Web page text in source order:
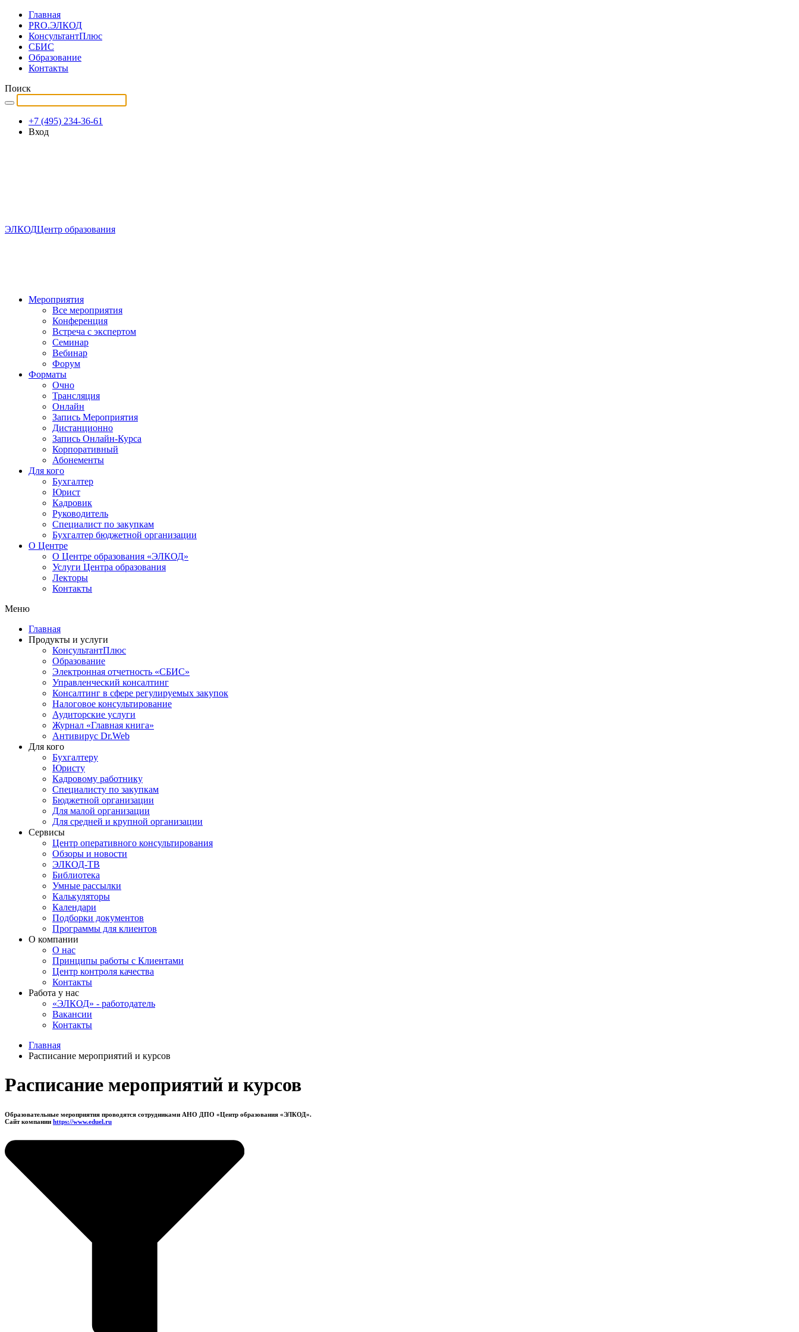
Главная
PRO.ЭЛКОД
КонсультантПлюс
СБИС
Образование
Контакты
Поиск
+7 (495) 234-36-61
Вход
ЭЛКОДЦентр образования
Мероприятия
Все мероприятия
Конференция
Встреча с экспертом
Семинар
Вебинар
Форум
Форматы
Очно
Трансляция
Онлайн
Запись Мероприятия
Дистанционно
Запись Онлайн-Курса
Корпоративный
Абонементы
Для кого
Бухгалтер
Юрист
Кадровик
Руководитель
Специалист по закупкам
Бухгалтер бюджетной организации
О Центре
О Центре образования «ЭЛКОД»
Услуги Центра образования
Лекторы
Контакты
Меню
Главная
Продукты и услуги
КонсультантПлюс
Образование
Электронная отчетность «СБИС»
Управленческий консалтинг
Консалтинг в сфере регулируемых закупок
Налоговое консультирование
Аудиторские услуги
Журнал «Главная книга»
Антивирус Dr.Web
Для кого
Бухгалтеру
Юристу
Кадровому работнику
Специалисту по закупкам
Бюджетной организации
Для малой организации
Для средней и крупной организации
Сервисы
Центр оперативного консультирования
Обзоры и новости
ЭЛКОД-ТВ
Библиотека
Умные рассылки
Калькуляторы
Календари
Подборки документов
Программы для клиентов
О компании
О нас
Принципы работы с Клиентами
Центр контроля качества
Контакты
Работа у нас
«ЭЛКОД» - работодатель
Вакансии
Контакты
Главная
Расписание мероприятий и курсов
Расписание мероприятий и курсов
Образовательные мероприятия проводятся сотрудниками АНО ДПО «Центр образования «ЭЛКОД».
Сайт компании https://www.eduel.ru